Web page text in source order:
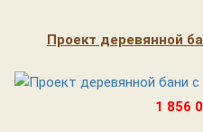
Проект деревянной
1 856